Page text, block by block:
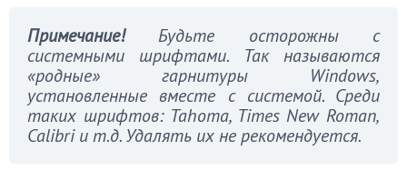
Примечание!Будьте осторожны с
системными шрифтами. Так называются
«родные» гарнитуры Windows,
установленные вместе с системой. Среди
таких шрифтов: Tahoma, Times New Roman,
Calibri и т.д. Удалять их не рекомендуется.